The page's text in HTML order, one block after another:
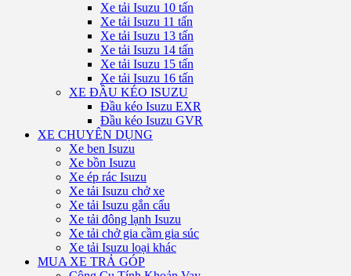
Xe tải Isuzu 10 tấn
Xe tải Isuzu 11 tấn
Xe tải Isuzu 13 tấn
Xe tải Isuzu 14 tấn
Xe tải Isuzu 15 tấn
Xe tải Isuzu 16 tấn
XE ĐẦU KÉO ISUZU
Đầu kéo Isuzu EXR
Đầu kéo Isuzu GVR
XE CHUYÊN DỤNG
Xe ben Isuzu
Xe bồn Isuzu
Xe ép rác Isuzu
Xe tải Isuzu chở xe
Xe tải Isuzu gắn cẩu
Xe tải đông lạnh Isuzu
Xe tải chở gia cầm gia súc
Xe tải Isuzu loại khác
MUA XE TRẢ GÓP